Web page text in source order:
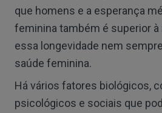
que homens e a esperança
feminina também é superior à
essa longevidade nem
saúde feminina.
Há vários fatores biológicos,
psicológicos e sociais que